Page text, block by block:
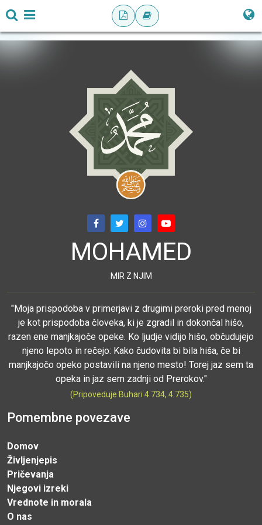
MOHAMED
MIR Z NJIM
"Moja prispodoba v primerjavi z drugimi preroki pred menoj
je kot prispodoba človeka, ki je zgradil in dokončal hišo,
razen ene manjkajoče opeke. Ko ljudje vidijo hišo, občudujejo
njeno lepoto in rečejo: Kako čudovita bi bila hiša, če bi
manjkajočo opeko postavili na njeno mesto! Torej jaz sem ta
opeka in jaz sem zadnji od Prerokov."
(Pripoveduje Buhari 4.734, 4.735)
Pomembne povezave
Domov
Življenjepis
Pričevanja
Njegovi izreki
Vrednote in morala
O nas